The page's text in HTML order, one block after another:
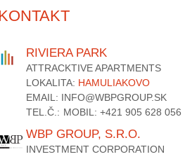
RIVIERA PARK
ATTRACKTIVE APARTMENTS
LOKALITA: HAMULIAKOVO
EMAIL: INFO@WBPGROUP.SK
TEL.Č.: MOBIL: +421 905 628 056
WBP GROUP, S.R.O.
INVESTMENT CORPORATION